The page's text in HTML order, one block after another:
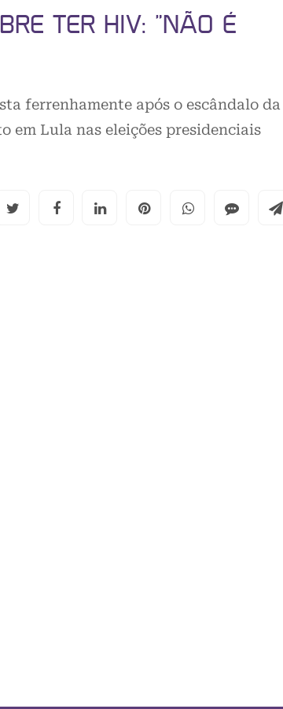
TER HIV: “NÃO É
ferrenhamente após o escândalo da
em Lula nas eleições presidenciais